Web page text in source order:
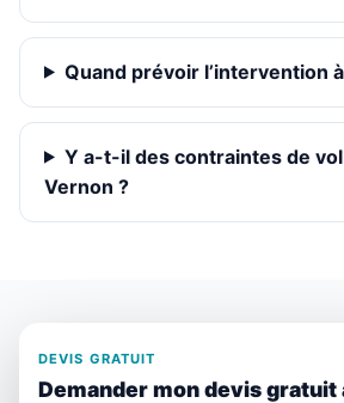
Quand prévoir l’intervention
Y a-t-il des contraintes de
Vernon ?
DEVIS GRATUIT
Demander mon devis gratuit